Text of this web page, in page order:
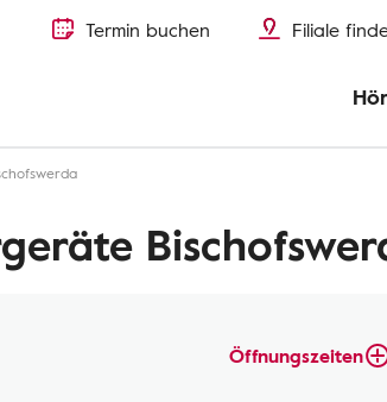
Termin buchen Filiale
Öffnungszeiten